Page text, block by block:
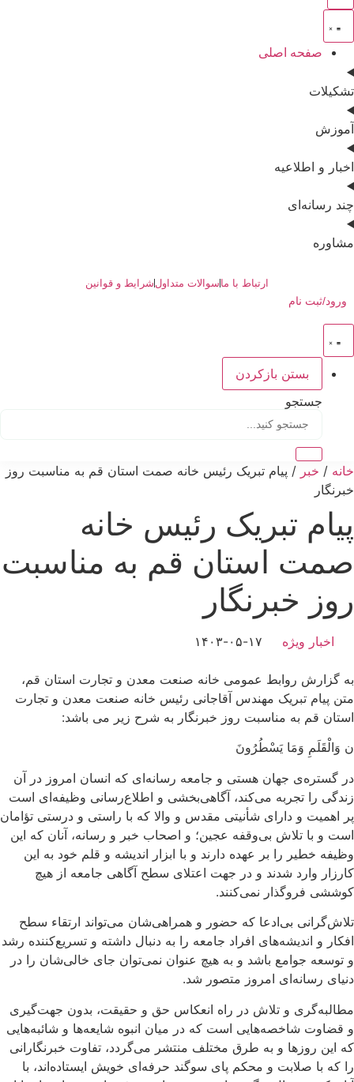
صفحه اصلی
تشکیلات
آموزش
اخبار و اطلاعیه
چند رسانه‌ای
مشاوره
ارتباط با ما سوالات متداول شرایط و قوانین
ورود/ثبت نام
بستن بازکردن
جستجو
خانه / خبر / پیام تبریک رئیس خانه صمت استان قم به مناسبت روز
خبرنگار
پیام تبریک رئیس خانه
صمت استان قم به مناسبت
روز خبرنگار
اخبار ویژه ۱۴۰۳-۰۵-۱۷
به گزارش روابط عمومی خانه صنعت معدن و تجارت استان قم،
متن پیام تبریک مهندس آقاجانی رئیس خانه صنعت معدن و تجارت
استان قم به مناسبت روز خبرنگار به شرح زیر می باشد:
ن وَالْقَلَمِ وَمَا يَسْطُرُونَ
در گستره‌ی جهان هستی و جامعه رسانه‌ای که انسان امروز در آن
زندگی را تجربه می‌کند، آگاهی‌بخشی و اطلاع‌رسانی وظیفه‌ای است
پر اهمیت و دارای شأنیتی مقدس و والا که با راستی و درستی تؤامان
است و با تلاش بی‌‎وقفه عجین؛ و اصحاب خبر و رسانه، آنان که این
وظیفه خطیر را بر عهده دارند و با ابزار اندیشه و قلم خود به این
کارزار وارد شدند و در جهت اعتلای سطح آگاهی جامعه از هیچ
کوششی فروگذار نمی‌کنند.
تلاش‌گرانی بی‌ادعا که حضور و همراهی‌شان می‌تواند ارتقاء سطح
افکار و اندیشه‌های افراد جامعه را به دنبال داشته و تسریع‌کننده رشد
و توسعه جوامع باشد و به هیچ عنوان نمی‌توان جای خالی‌شان را در
دنیای رسانه‌ای امروز متصور شد.
مطالبه‌گری و تلاش در راه انعکاس حق و حقیقت، بدون جهت‌گیری
و قضاوت شاخصه‌هایی است که در میان انبوه شایعه‌ها و شائبه‌هایی
که این روزها و به طرق مختلف منتشر می‌گردد، تفاوت خبرنگارانی
را که با صلابت و محکم پای سوگند حرفه‌ای خویش ایستاده‌اند، با